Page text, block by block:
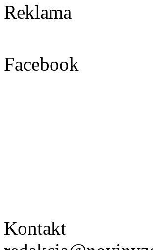
Reklama
Facebook
Kontakt